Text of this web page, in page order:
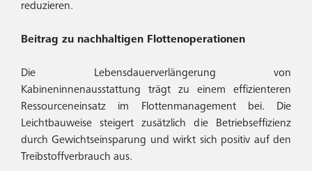
reduzieren.
Beitrag zu nachhaltigen Flottenoperationen
Die Lebensdauerverlängerung von
Kabineninnenausstattung trägt zu einem effizienteren
Ressourceneinsatz im Flottenmanagement bei. Die
Leichtbauweise steigert zusätzlich die Betriebseffizienz
durch Gewichtseinsparung und wirkt sich positiv auf den
Treibstoffverbrauch aus.